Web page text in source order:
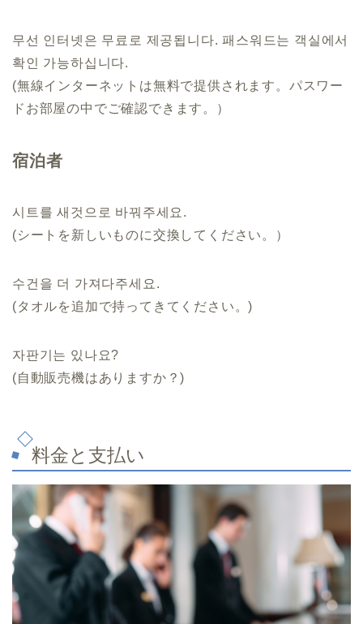
무선 인터넷은 무료로 제공됩니다. 패스워드는 객실에서
확인 가능하십니다.
(無線インターネットは無料で提供されます。パスワー
ドお部屋の中でご確認できます。）
宿泊者
시트를 새것으로 바꿔주세요.
(シートを新しいものに交換してください。）
수건을 더 가져다주세요.
(タオルを追加で持ってきてください。)
자판기는 있나요?
(自動販売機はありますか？)
料金と支払い